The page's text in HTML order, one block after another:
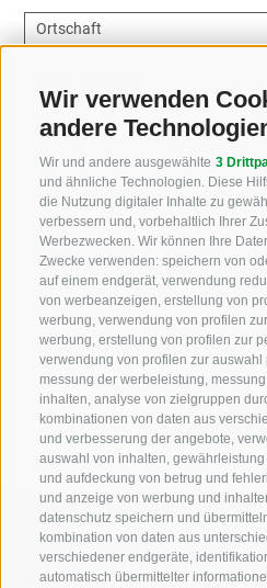
Wir verwenden
andere
Wir und andere ausgewählte 3
und ähnliche Technologien. Diese
die Nutzung digitaler Inhalte zu
verbessern und, vorbehaltlich Ihrer
Werbezwecken. Wir können Ihre
Zwecke verwenden: speichern von
auf einem endgerät, verwendung
von werbeanzeigen, erstellung von
werbung, verwendung von profilen
werbung, erstellung von profilen zur
verwendung von profilen zur
messung der werbeleistung,
inhalten, analyse von zielgruppen
kombinationen von daten aus
und verbesserung der angebote,
auswahl von inhalten,
und aufdeckung von betrug und
und anzeige von werbung und
datenschutz speichern und
kombination von daten aus
verschiedener endgeräte,
automatisch übermittelter
Ortschaft
Wie können wir helfen?
Ich habe die
verstanden und stimme
personenbezogenen
Verantwortlichen zu
Suche auf der